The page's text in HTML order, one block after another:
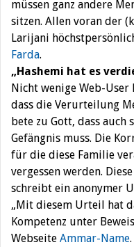
müssen ganz andere
sitzen. Allen voran der
Larijani
Farda.
„Hashemi hat es
Nicht wenige Web-User
dass die Verurteilung
bete zu Gott, dass auch
Gefängnis muss. Die
für die diese Familie
vergessen werden.
schreibt ein anonymer
„Mit diesem Urteil hat
Kompetenz unter
Webseite Ammar-Name